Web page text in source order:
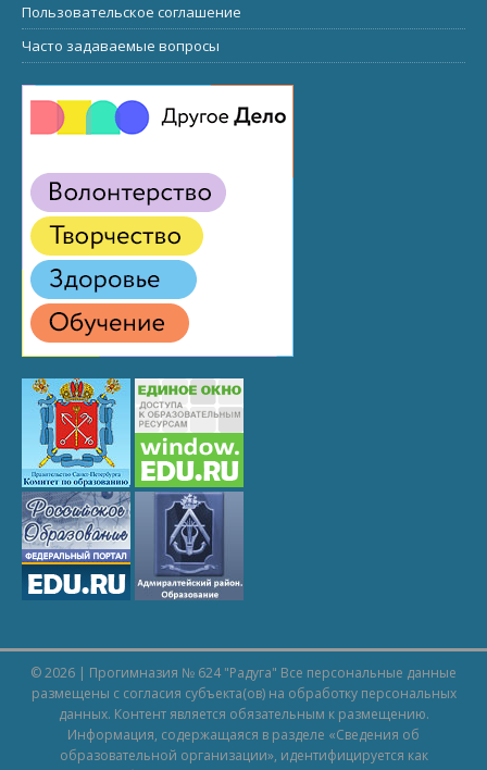
Пользовательское соглашение
Часто задаваемые вопросы
© 2026 | Прогимназия № 624 "Радуга" Все персональные данные
размещены с согласия субъекта(ов) на обработку персональных
данных. Контент является обязательным к размещению.
Информация, содержащаяся в разделе «Сведения об
образовательной организации», идентифицируется как